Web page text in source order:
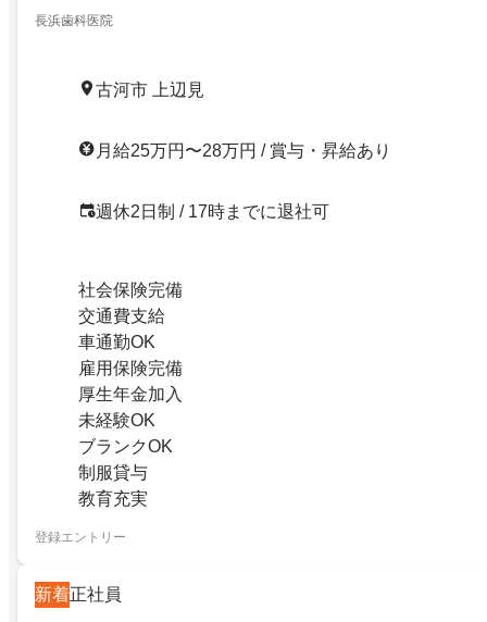
長浜歯科医院
古河市 上辺見
月給25万円〜28万円 / 賞与・昇給あり
週休2日制 / 17時までに退社可
社会保険完備
交通費支給
車通勤OK
雇用保険完備
厚生年金加入
未経験OK
ブランクOK
制服貸与
教育充実
登録エントリー
新着正社員